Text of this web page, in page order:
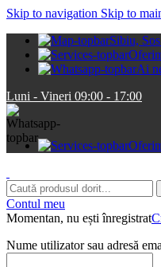
Skip to navigation Skip to
Sibiu,
Ai
Luni - Vineri 09:00 - 17:00
Contul meu
Momentan, nu ești înregistrat
Nume utilizator sau adresă